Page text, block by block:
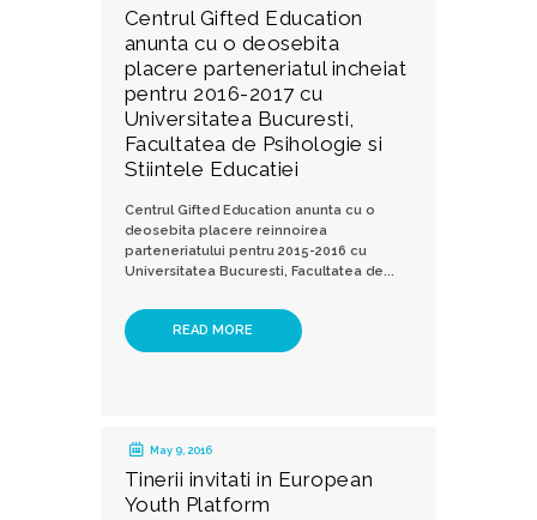
Centrul Gifted Education
anunta cu o deosebita
placere parteneriatul incheiat
pentru 2016-2017 cu
Universitatea Bucuresti,
Facultatea de Psihologie si
Stiintele Educatiei
Centrul Gifted Education anunta cu o
deosebita placere reinnoirea
parteneriatului pentru 2015-2016 cu
Universitatea Bucuresti, Facultatea de...
READ MORE
May 9, 2016
Tinerii invitati in European
Youth Platform